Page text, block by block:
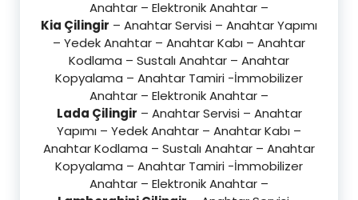
Anahtar – Elektronik Anahtar –
Kia Çilingir – Anahtar Servisi – Anahtar Yapımı
– Yedek Anahtar – Anahtar Kabı – Anahtar
Kodlama – Sustalı Anahtar – Anahtar
Kopyalama – Anahtar Tamiri -İmmobilizer
Anahtar – Elektronik Anahtar –
Lada Çilingir – Anahtar Servisi – Anahtar
Yapımı – Yedek Anahtar – Anahtar Kabı –
Anahtar Kodlama – Sustalı Anahtar – Anahtar
Kopyalama – Anahtar Tamiri -İmmobilizer
Anahtar – Elektronik Anahtar –